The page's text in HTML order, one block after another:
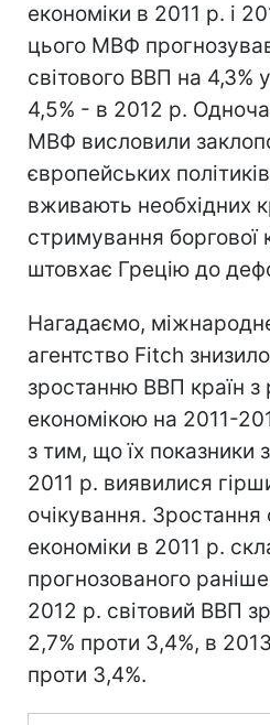
економіки в 2011 р. і
цього МВФ
світового ВВП на 4,3%
4,5% - в 2012 р.
МВФ висловили
європейських
вживають необхідних
стримування боргової
штовхає Грецію до
Нагадаємо,
агентство Fitch
зростанню ВВП країн
економікою на 2011-
з тим, що їх показники
2011 р. виявилися
очікування. Зростання
економіки в 2011 р.
прогнозованого
2012 р. світовий ВВП
2,7% проти 3,4%, в
проти 3,4%.